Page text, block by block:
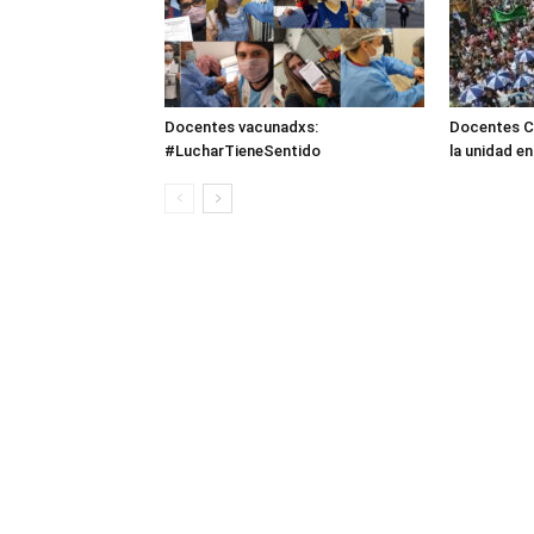
Docentes vacunadxs:
#LucharTieneSentido
Docentes
la unidad